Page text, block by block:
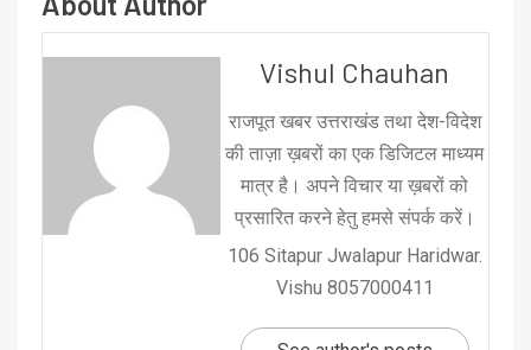
Vishul Chauhan
राजपूत खबर उत्तराखंड तथा देश-विदेश
की ताज़ा ख़बरों का एक डिजिटल माध्यम
मात्र है। अपने विचार या ख़बरों को
प्रसारित करने हेतु हमसे संपर्क करें।
106 Sitapur Jwalapur Haridwar.
Vishu 8057000411